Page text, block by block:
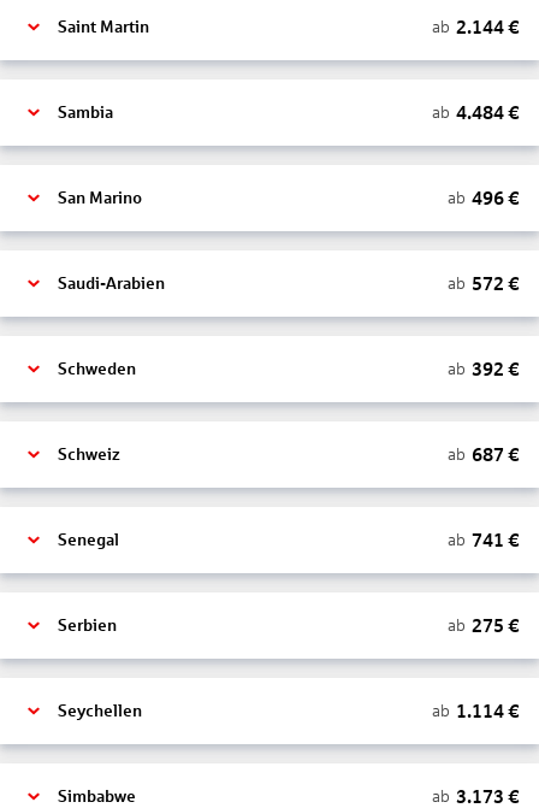
Saint Martin ab 2.144€
Sambia ab 4.484€
San Marino ab 496€
Saudi-Arabien ab 572 €
Schweden ab 392 €
Schweiz ab 687 €
Senegal ab 741 €
Serbien ab 275 €
Seychellen ab 1.114€
Simbabwe ab 3.173 €